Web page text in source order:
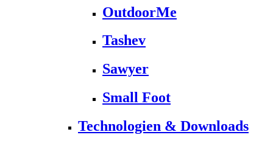
OutdoorMe
Tashev
Sawyer
Small Foot
Technologien & Downloads